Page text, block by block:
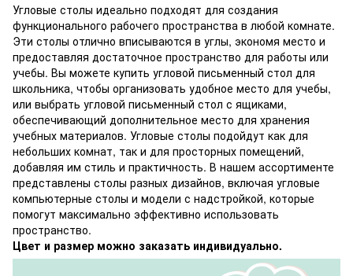
Угловые столы идеально подходят для создания
функционального рабочего пространства в любой комнате.
Эти столы отлично вписываются в углы, экономя место и
предоставляя достаточное пространство для работы или
учебы. Вы можете купить угловой письменный стол для
школьника, чтобы организовать удобное место для учебы,
или выбрать угловой письменный стол с ящиками,
обеспечивающий дополнительное место для хранения
учебных материалов. Угловые столы подойдут как для
небольших комнат, так и для просторных помещений,
добавляя им стиль и практичность. В нашем ассортименте
представлены столы разных дизайнов, включая угловые
компьютерные столы и модели с надстройкой, которые
помогут максимально эффективно использовать
пространство.
Цвет и размер можно заказать индивидуально.